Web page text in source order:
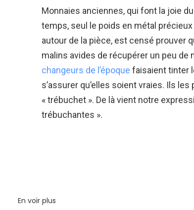
Monnaies anciennes, qui font la joie
temps, seul le poids en métal
autour de la pièce, est censé prouver
malins avides de récupérer un peu de
changeurs de l’époque faisaient tinter
s’assurer qu’elles soient vraies. Ils
« trébuchet ». De là vient notre
trébuchantes ».
En voir plus